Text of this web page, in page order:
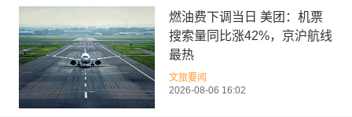
燃油费下调当日 美团：机票
搜索量同比涨42%，京沪航线
最热
文旅要闻
2026-08-06 16:02